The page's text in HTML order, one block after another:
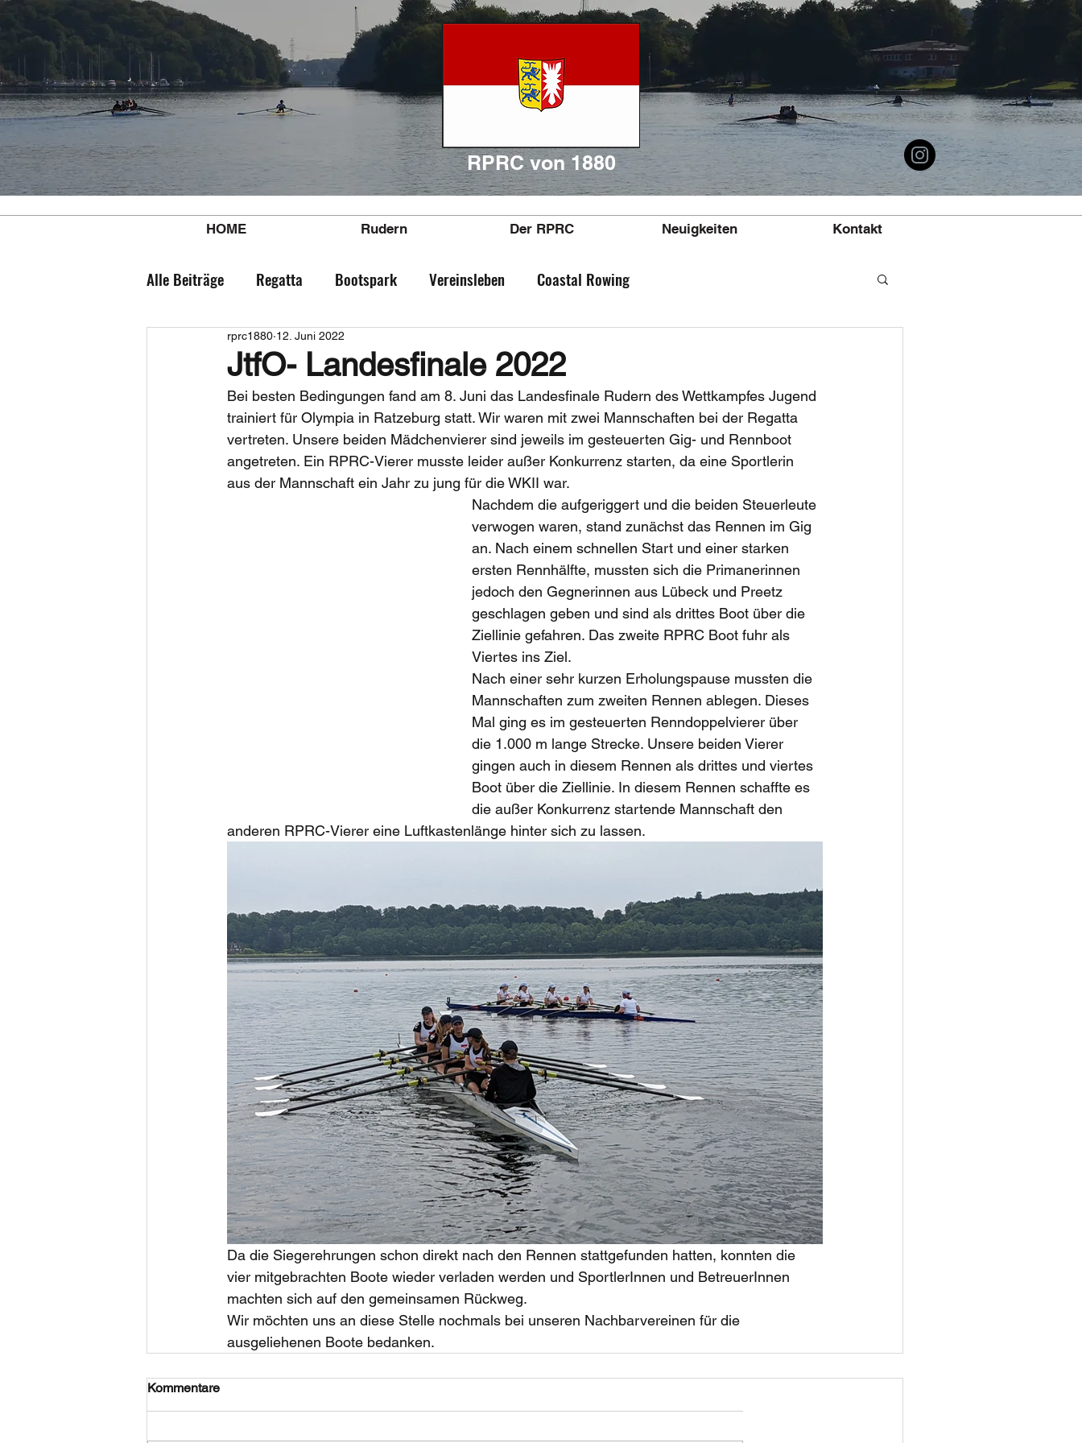
RPRC von 1880
HOME Rudern Der RPRC Neuigkeiten Kontakt
Alle Beiträge Regatta Bootspark Vereinsleben Coastal Rowing
JtfO- Landesfinale 2022
rprc1880 12. Juni 2022
Bei besten Bedingungen fand am 8. Juni das Landesfinale Rudern des Wettkampfes Jugend
trainiert für Olympia in Ratzeburg statt. Wir waren mit zwei Mannschaften bei der Regatta
vertreten. Unsere beiden Mädchenvierer sind jeweils im gesteuerten Gig- und Rennboot
angetreten. Ein RPRC-Vierer musste leider außer Konkurrenz starten, da eine Sportlerin
aus der Mannschaft ein Jahr zu jung für die WKII war.
Nachdem die aufgeriggert und die beiden Steuerleute
verwogen waren, stand zunächst das Rennen im Gig
an. Nach einem schnellen Start und einer starken
ersten Rennhälfte, mussten sich die Primanerinnen
jedoch den Gegnerinnen aus Lübeck und Preetz
geschlagen geben und sind als drittes Boot über die
Ziellinie gefahren. Das zweite RPRC Boot fuhr als
Viertes ins Ziel.
Nach einer sehr kurzen Erholungspause mussten die
Mannschaften zum zweiten Rennen ablegen. Dieses
Mal ging es im gesteuerten Renndoppelvierer über
die 1.000 m lange Strecke. Unsere beiden Vierer
gingen auch in diesem Rennen als drittes und viertes
Boot über die Ziellinie. In diesem Rennen schaffte es
die außer Konkurrenz startende Mannschaft den
anderen RPRC-Vierer eine Luftkastenlänge hinter sich zu lassen.
Da die Siegerehrungen schon direkt nach den Rennen stattgefunden hatten, konnten die
vier mitgebrachten Boote wieder verladen werden und SportlerInnen und BetreuerInnen
machten sich auf den gemeinsamen Rückweg.
Wir möchten uns an diese Stelle nochmals bei unseren Nachbarvereinen für die
ausgeliehenen Boote bedanken.
Kommentare